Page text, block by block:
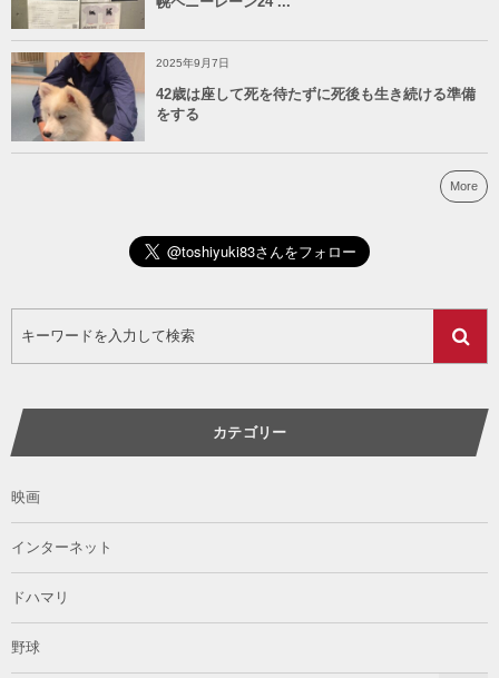
2025年9月7日
42歳は座して死を待たずに死後も生き続ける準備
をする
More
カテゴリー
映画
インターネット
ドハマリ
野球